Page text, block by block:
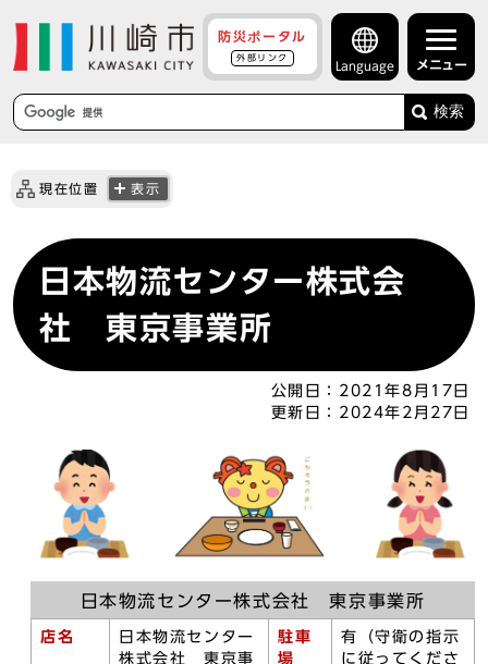
防災ポータル
外部リンク
Language メニュー
検索
現在位置 表示
日本物流センター株式会
社 東京事業所
公開日： 2021年8月17日
更新日： 2024年2月27日
日本物流センター株式会社 東京事業所
店名
日本物流センター
株式会社 東京事
駐車
場
有（守衛の指示
に従ってくださ